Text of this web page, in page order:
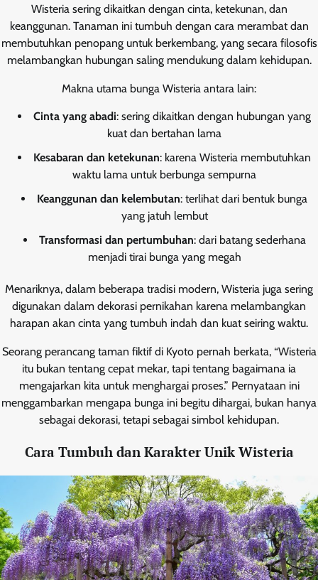
Wisteria sering dikaitkan dengan cinta, ketekunan, dan
keanggunan. Tanaman ini tumbuh dengan cara merambat dan
membutuhkan penopang untuk berkembang, yang secara filosofis
melambangkan hubungan saling mendukung dalam kehidupan.
Makna utama bunga Wisteria antara lain:
Cinta yang abadi: sering dikaitkan dengan hubungan yang
kuat dan bertahan lama
Kesabaran dan ketekunan: karena Wisteria membutuhkan
waktu lama untuk berbunga sempurna
Keanggunan dan kelembutan: terlihat dari bentuk bunga
yang jatuh lembut
Transformasi dan pertumbuhan: dari batang sederhana
menjadi tirai bunga yang megah
Menariknya, dalam beberapa tradisi modern, Wisteria juga sering
digunakan dalam dekorasi pernikahan karena melambangkan
harapan akan cinta yang tumbuh indah dan kuat seiring waktu.
Seorang perancang taman fiktif di Kyoto pernah berkata, “Wisteria
itu bukan tentang cepat mekar, tapi tentang bagaimana ia
mengajarkan kita untuk menghargai proses.” Pernyataan ini
menggambarkan mengapa bunga ini begitu dihargai, bukan hanya
sebagai dekorasi, tetapi sebagai simbol kehidupan.
Cara Tumbuh dan Karakter Unik Wisteria